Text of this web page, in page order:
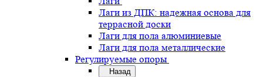
Лаги из ДПК: надежная основа для
террасной доски
Лаги для пола алюминиевые
Лаги для пола металлические
Регулируемые опоры
Назад